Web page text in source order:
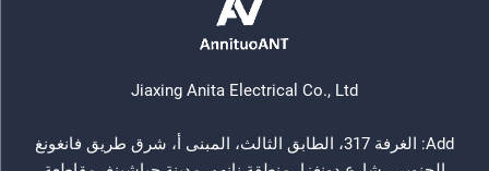
Jiaxing Anita Electrical Co., Ltd
Add: الغرفة 317، الطابق الثالث، المبنى أ، شرق طريق فانغونغ